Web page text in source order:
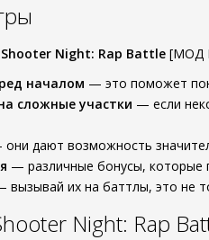
Night: Rap Battle [МОД
началом — это поможет
сложные участки — если
дают возможность
— различные бонусы, которые
вызывай их на баттлы, это не
Night: Rap